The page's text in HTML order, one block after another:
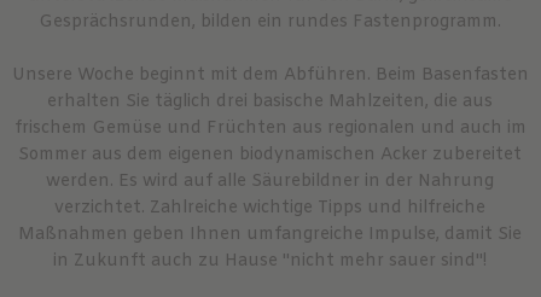
Gesprächsrunden, bilden ein rundes Fastenprogramm.
Unsere Woche beginnt mit dem Abführen. Beim Basenfasten
erhalten Sie täglich drei basische Mahlzeiten, die aus
frischem Gemüse und Früchten aus regionalen und auch im
Sommer aus dem eigenen biodynamischen Acker zubereitet
werden. Es wird auf alle Säurebildner in der Nahrung
verzichtet. Zahlreiche wichtige Tipps und hilfreiche
Maßnahmen geben Ihnen umfangreiche Impulse, damit Sie
in Zukunft auch zu Hause ''nicht mehr sauer sind''!